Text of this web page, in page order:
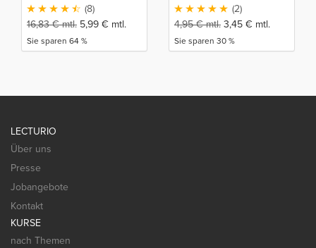
(8)
16,83€mtl. 5,99 € mtl.
Sie sparen 64 %
(2)
4,95€mtl. 3,45 € mtl.
Sie sparen 30 %
LECTURIO
Über uns
Presse
Jobangebote
Kontakt
KURSE
nach Themen